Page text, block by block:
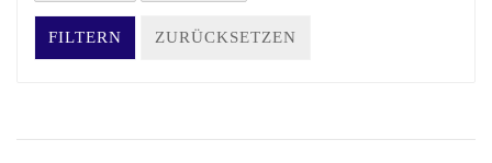
FILTERN ZURÜCKSETZEN